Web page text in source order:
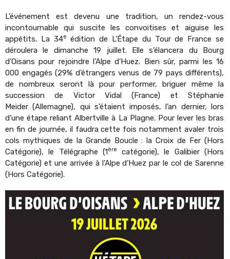
L’événement est devenu une tradition, un rendez-vous
incontournable qui suscite les convoitises et aiguise les
appétits. La 34e édition de L’Étape du Tour de France se
déroulera le dimanche 19 juillet. Elle s’élancera du Bourg
d’Oisans pour rejoindre l’Alpe d’Huez. Bien sûr, parmi les 16
000 engagés (29% d’étrangers venus de 79 pays différents),
de nombreux seront là pour performer, briguer même la
succession de Victor Vidal (France) et Stéphanie
Meider (Allemagne), qui s’étaient imposés, l’an dernier, lors
d’une étape reliant Albertville à La Plagne. Pour lever les bras
en fin de journée, il faudra cette fois notamment avaler trois
cols mythiques de la Grande Boucle : la Croix de Fer (Hors
Catégorie), le Télégraphe (1ère
catégorie), le Galibier (Hors
Catégorie) et une arrivée à l’Alpe d’Huez par le col de Sarenne
(Hors Catégorie).